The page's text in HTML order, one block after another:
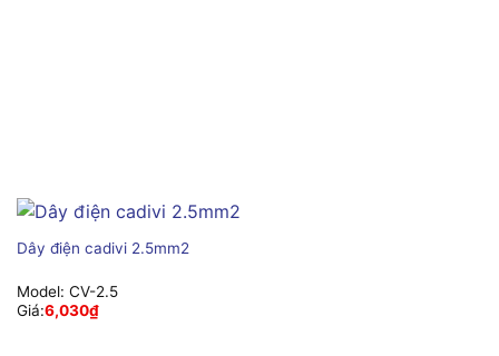
Dây điện cadivi 2.5mm2
Model: CV-2.5
Giá:6,030₫